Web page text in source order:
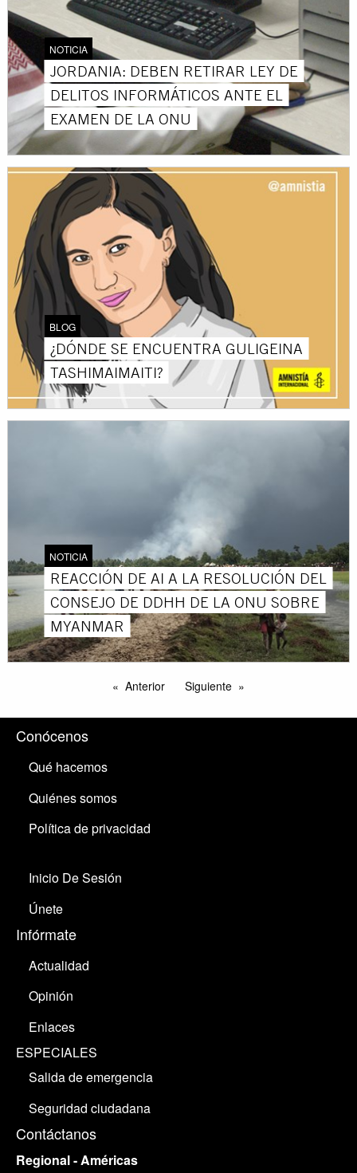
NOTICIA
JORDANIA: DEBEN RETIRAR LEY DE
DELITOS INFORMÁTICOS ANTE EL
EXAMEN DE LA ONU
BLOG
¿DÓNDE SE ENCUENTRA GULIGEINA
TASHIMAIMAITI?
NOTICIA
REACCIÓN DE AI A LA RESOLUCIÓN DEL
CONSEJO DE DDHH DE LA ONU SOBRE
MYANMAR
Anterior Siguiente
Conócenos
Qué hacemos
Quiénes somos
Política de privacidad
Inicio De Sesión
Únete
Infórmate
Actualidad
Opinión
Enlaces
ESPECIALES
Salida de emergencia
Seguridad ciudadana
Contáctanos
Regional - Américas